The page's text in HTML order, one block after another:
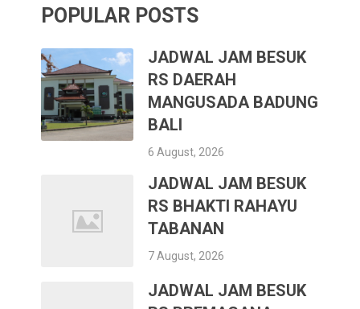
POPULAR POSTS
JADWAL JAM BESUK
RS DAERAH
MANGUSADA BADUNG
BALI
6 August, 2026
JADWAL JAM BESUK
RS BHAKTI RAHAYU
TABANAN
7 August, 2026
JADWAL JAM BESUK